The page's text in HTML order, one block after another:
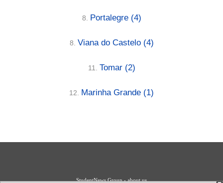
8. Portalegre (4)
8. Viana do Castelo (4)
11. Tomar (2)
12. Marinha Grande (1)
StudentNews Group - about us